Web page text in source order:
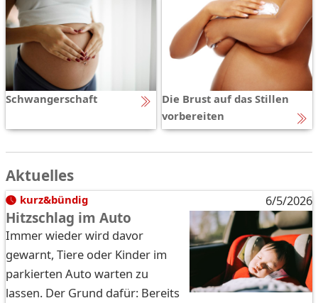
Schwangerschaft
Die Brust auf das Stillen
vorbereiten
Aktuelles
kurz&bündig 6/5/2026
Hitzschlag im Auto
Immer wieder wird davor
gewarnt, Tiere oder Kinder im
parkierten Auto warten zu
lassen. Der Grund dafür: Bereits